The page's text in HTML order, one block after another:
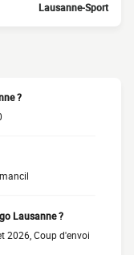
Lausanne-Sport
?
Lausanne ?
2026, Coup d'envoi